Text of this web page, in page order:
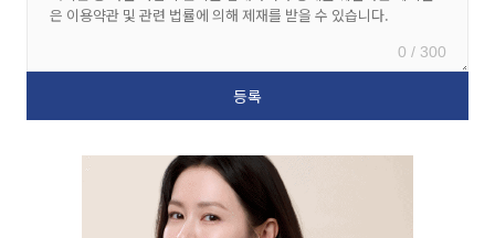
0 / 300